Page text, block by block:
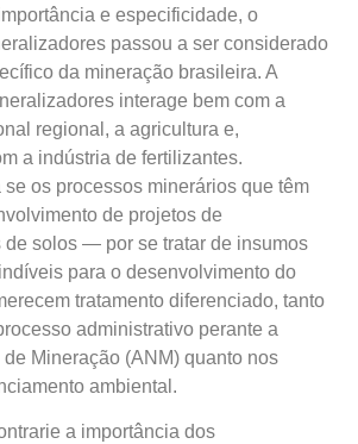
e especificidade, o
passou a ser considerado
da mineração brasileira. A
interage bem com a
regional, a agricultura e,
a indústria de fertilizantes.
se os processos minerários que têm
de projetos de
de solos — por se tratar de insumos
para o desenvolvimento do
tratamento diferenciado, tanto
administrativo perante a
Mineração (ANM) quanto nos
ambiental.
a importância dos